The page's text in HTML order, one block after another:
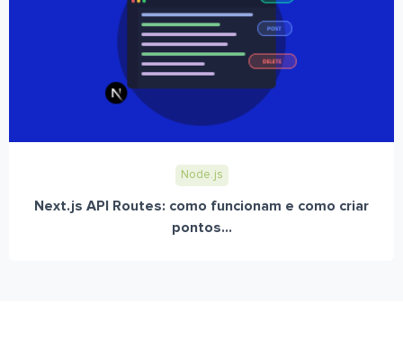
Node.js
Next.js API Routes: como funcionam e como criar
pontos...